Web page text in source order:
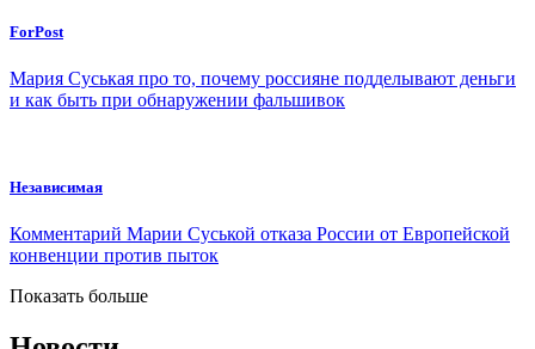
ForPost
Мария Суськая про то, почему россияне подделывают деньги
и как быть при обнаружении фальшивок
Независимая
Комментарий Марии Суськой отказа России от Европейской
конвенции против пыток
Показать больше